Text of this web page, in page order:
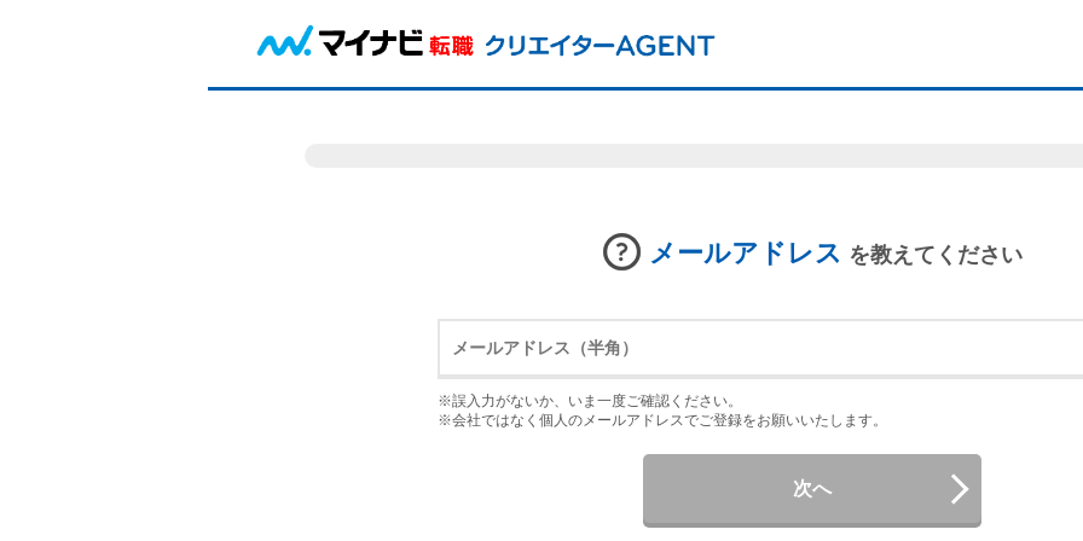
メールアドレス を教えてください
※誤入力がないか、いま一度ご確認ください。
※会社ではなく個人のメールアドレスでご登録をお願いいたします。
次へ